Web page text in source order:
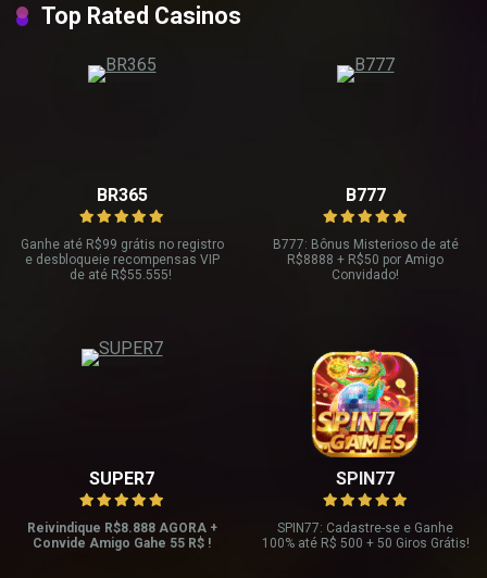
Top Rated Casinos
BR365
Ganhe até R$99 grátis no registro
e desbloqueie recompensas VIP
de até R$55.555!
B777
B777: Bônus Misterioso de até
R$8888 + R$50 por Amigo
Convidado!
SUPER7
Reivindique R$8.888 AGORA +
Convide Amigo Gahe 55 R$ !
SPIN77
SPIN77: Cadastre-se e Ganhe
100% até R$ 500 + 50 Giros Grátis!